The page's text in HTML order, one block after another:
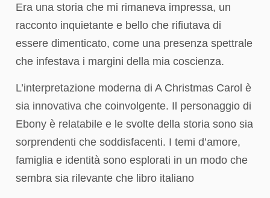
Era una storia che mi rimaneva impressa, un
racconto inquietante e bello che rifiutava di
essere dimenticato, come una presenza spettrale
che infestava i margini della mia coscienza.
L’interpretazione moderna di A Christmas Carol è
sia innovativa che coinvolgente. Il personaggio di
Ebony è relatabile e le svolte della storia sono sia
sorprendenti che soddisfacenti. I temi d’amore,
famiglia e identità sono esplorati in un modo che
sembra sia rilevante che libro italiano